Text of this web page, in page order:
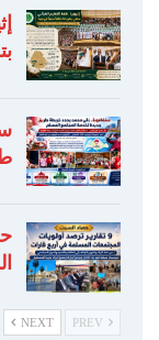
NEXT